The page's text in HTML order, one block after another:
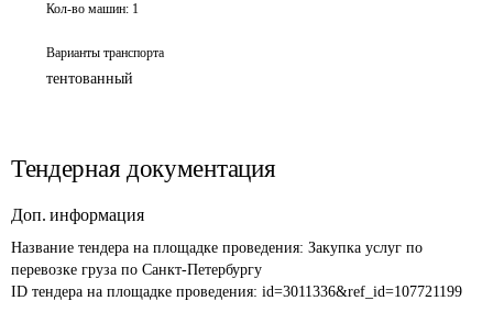
Кол-во машин: 1
Варианты транспорта
тентованный
Тендерная документация
Доп. информация
Название тендера на площадке проведения: Закупка услуг по
перевозке груза по Санкт-Петербургу
ID тендера на площадке проведения: id=3011336&ref_id=107721199